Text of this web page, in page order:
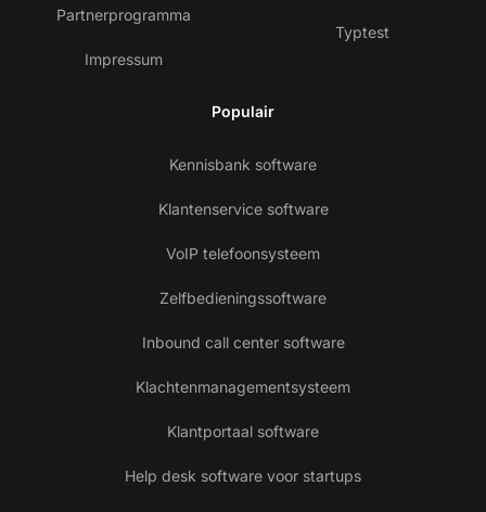
Partnerprogramma
Impressum
Typtest
Populair
Kennisbank software
Klantenservice software
VoIP telefoonsysteem
Zelfbedieningssoftware
Inbound call center software
Klachtenmanagementsysteem
Klantportaal software
Help desk software voor startups